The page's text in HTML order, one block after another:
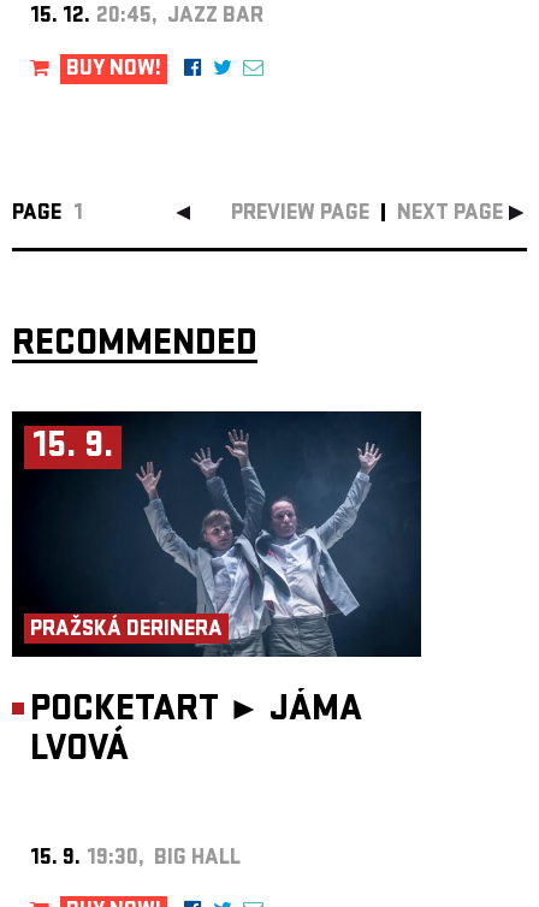
15. 12. 20:45, JAZZ BAR
BUY NOW!
PAGE 1 PREVIEW PAGE NEXT PAGE
RECOMMENDED
15. 9.
PRAŽSKÁ DERINERA
POCKETART ► JÁMA
LVOVÁ
15. 9. 19:30, BIG HALL